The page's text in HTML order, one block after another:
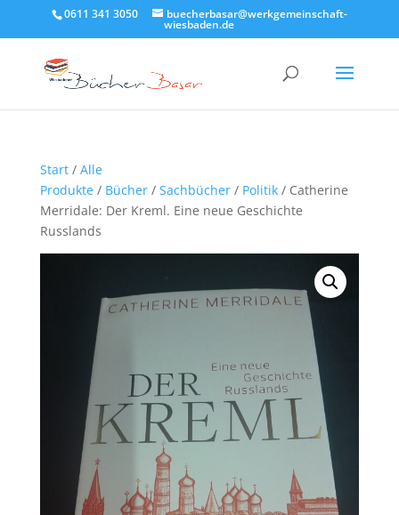
0611 341 3050 buecherbasar@werkgemeinschaft-
wiesbaden.de
Start/ Alle
Produkte/ Bücher/ Sachbücher/ Politik/ Catherine
Merridale: Der Kreml. Eine neue Geschichte
Russlands